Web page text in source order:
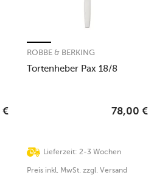
€
Tortenheber Pax 18/8
ROBBE & BERKING
Lieferzeit: 2-3 Wochen
78,00 €
Preis inkl. MwSt. zzgl. Versand